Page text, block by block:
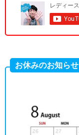
お休みのお知らせ